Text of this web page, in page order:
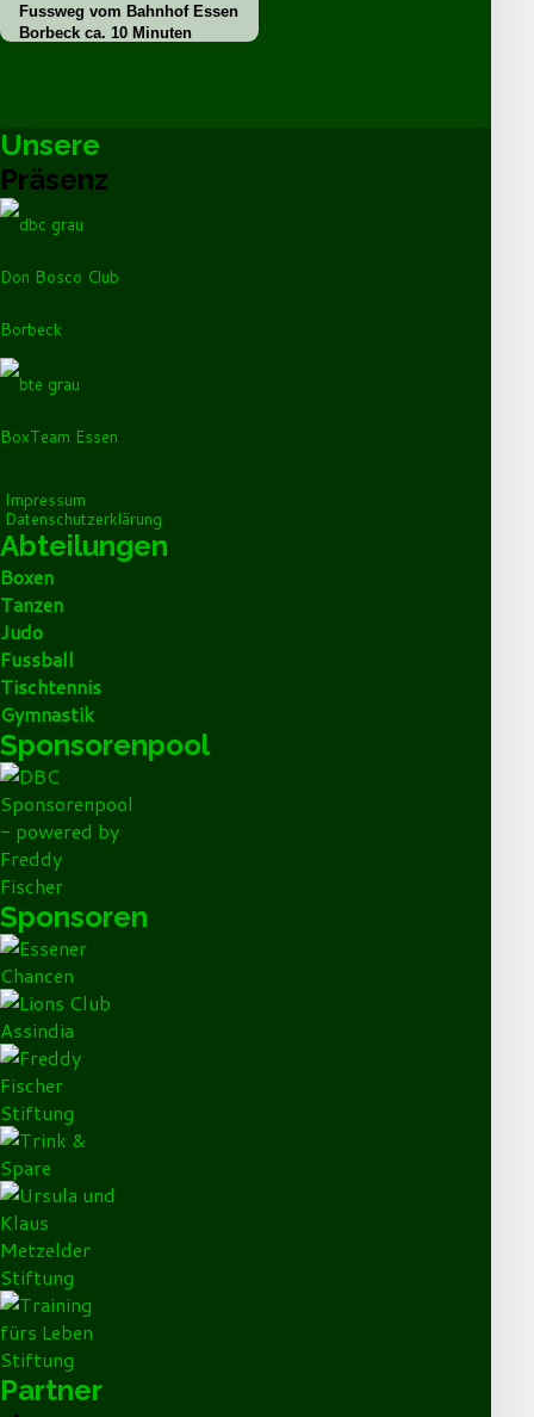
Fussweg vom Bahnhof Essen
Borbeck ca. 10 Minuten
Unsere
Präsenz
Don Bosco Club
Borbeck
BoxTeam Essen
Impressum
Datenschutzerklärung
Abteilungen
Boxen
Tanzen
Judo
Fussball
Tischtennis
Gymnastik
Sponsorenpool
Sponsoren
Partner